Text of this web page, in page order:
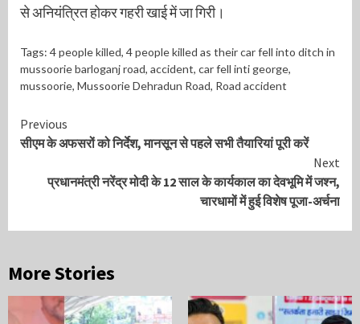
से अनियंत्रित होकर गहरी खाई में जा गिरी।
Tags: 4 people killed, 4 people killed as their car fell into ditch in
mussoorie barloganj road, accident, car fell inti george,
mussoorie, Mussoorie Dehradun Road, Road accident
Continue
Reading
Previous
सीएम के अफसरों को निर्देश, मानसून से पहले सभी तैयारियां पूरी करें
Next
प्रधानमंत्री नरेंद्र मोदी के 12 साल के कार्यकाल का देवभूमि में जश्न,
चारधामों में हुई विशेष पूजा-अर्चना
More Stories